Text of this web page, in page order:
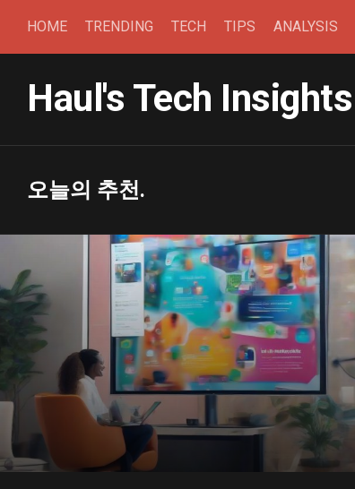
으
HOME TRENDING TECH TIPS ANALYSIS
Haul's Tech Insights
오늘의 추천.